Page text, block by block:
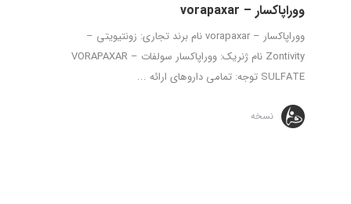
ووراپاکسار – vorapaxar
ووراپاکسار – vorapaxar نام برند تجاری: زونتیویتی –
Zontivity نام ژنریک: ووراپاکسار سولفات – VORAPAXAR
SULFATE توجه: تمامی داروهای ارائه ...
نسخه